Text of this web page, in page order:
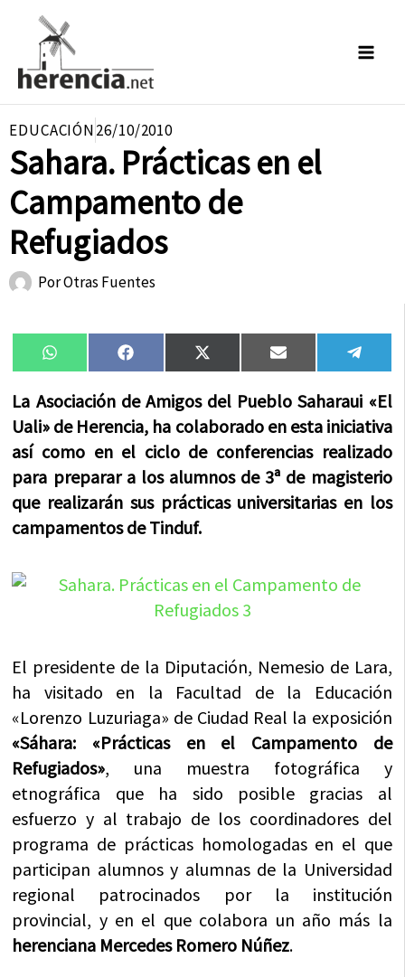
contenido
EDUCACIÓN26/10/2010
Sahara. Prácticas en el
Campamento de
Refugiados
PorOtras Fuentes
Compartir
en
WhatsAppCompartir
en
FacebookCompartir
en
X
(Twitter)
Compartir
en
Email
en
La Asociación de Amigos del Pueblo Saharaui «El
Uali» de Herencia, ha colaborado en esta iniciativa
así como en el ciclo de conferencias realizado
para preparar a los alumnos de 3ª de magisterio
que realizarán sus prácticas universitarias en los
campamentos de Tinduf.
El presidente de la Diputación, Nemesio de Lara,
ha visitado en la Facultad de la Educación
«Lorenzo Luzuriaga» de Ciudad Real la exposición
«Sáhara: «Prácticas en el Campamento de
Refugiados», una muestra fotográfica y
etnográfica que ha sido posible gracias al
esfuerzo y al trabajo de los coordinadores del
programa de prácticas homologadas en el que
participan alumnos y alumnas de la Universidad
regional patrocinados por la institución
provincial, y en el que colabora un año más la
herenciana Mercedes Romero Núñez.